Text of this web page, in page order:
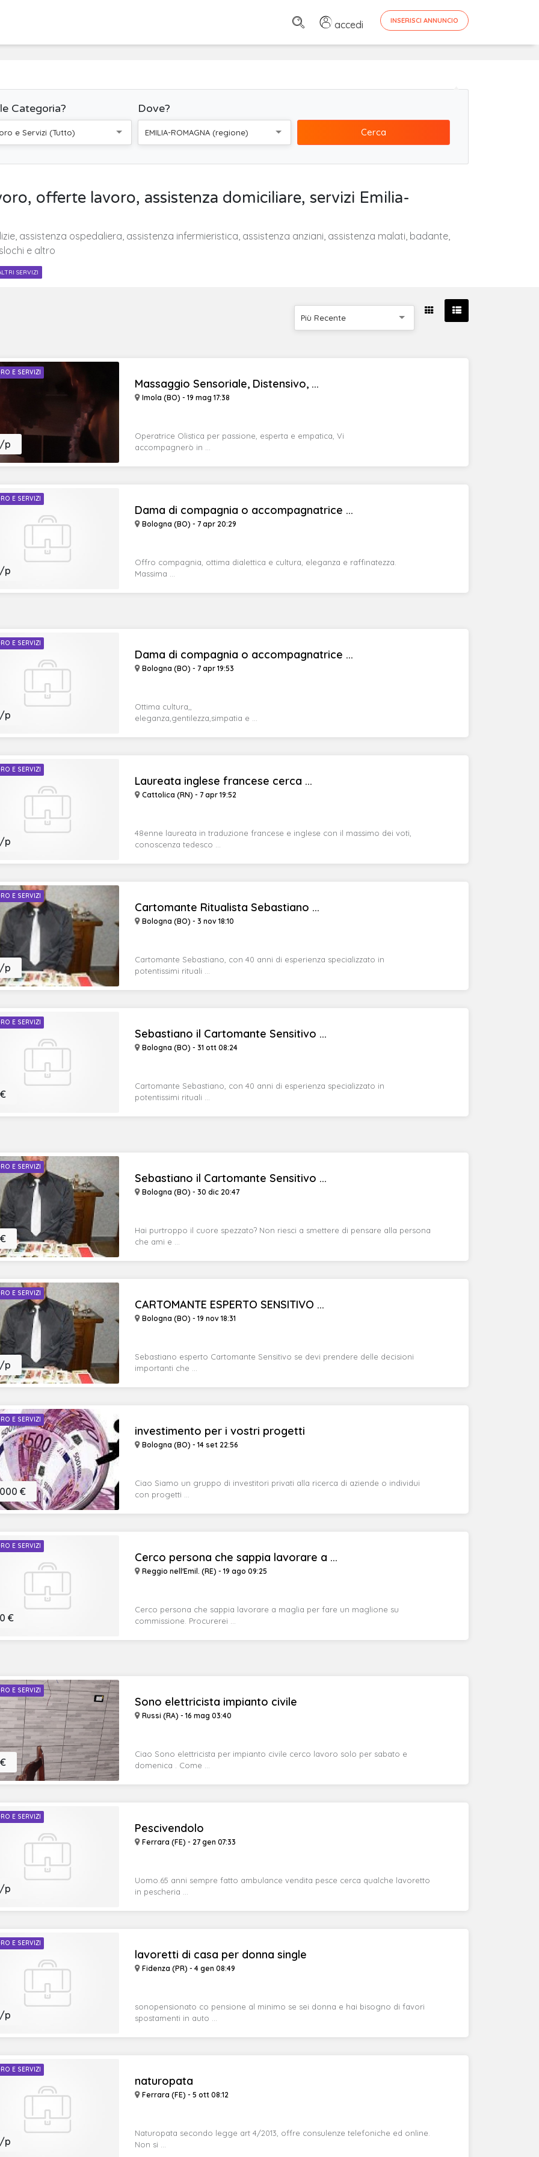
accedi INSERISCI ANNUNCIO
Categoria?
e Servizi (Tutto)
Dove?
EMILIA-ROMAGNA (regione) Cerca
offerte lavoro, assistenza domiciliare, servizi Emilia-
assistenza ospedaliera, assistenza infermieristica, assistenza anziani, assistenza malati, badante,
e altro
SERVIZI
Più Recente
E SERVIZI
Massaggio Sensoriale, Distensivo, ...
Imola (BO) - 19 mag 17:38
p
Operatrice Olistica per passione, esperta e empatica, Vi
accompagnerò in ...
E SERVIZI
Dama di compagnia o accompagnatrice ...
Bologna (BO) - 7 apr 20:29
p
Offro compagnia, ottima dialettica e cultura, eleganza e raffinatezza.
Massima ...
E SERVIZI
Dama di compagnia o accompagnatrice ...
Bologna (BO) - 7 apr 19:53
p
Ottima cultura,,
eleganza,gentilezza,simpatia e ...
E SERVIZI
Laureata inglese francese cerca ...
Cattolica (RN) - 7 apr 19:52
p
48enne laureata in traduzione francese e inglese con il massimo dei voti,
conoscenza tedesco ...
E SERVIZI
Cartomante Ritualista Sebastiano ...
Bologna (BO) - 3 nov 18:10
p
Cartomante Sebastiano, con 40 anni di esperienza specializzato in
potentissimi rituali ...
E SERVIZI
Sebastiano il Cartomante Sensitivo ...
Bologna (BO) - 31 ott 08:24
Cartomante Sebastiano, con 40 anni di esperienza specializzato in
potentissimi rituali ...
E SERVIZI
Sebastiano il Cartomante Sensitivo ...
Bologna (BO) - 30 dic 20:47
Hai purtroppo il cuore spezzato? Non riesci a smettere di pensare alla persona
che ami e ...
E SERVIZI
CARTOMANTE ESPERTO SENSITIVO ...
Bologna (BO) - 19 nov 18:31
p
Sebastiano esperto Cartomante Sensitivo se devi prendere delle decisioni
importanti che ...
E SERVIZI
investimento per i vostri progetti
Bologna (BO) - 14 set 22:56
€
Ciao Siamo un gruppo di investitori privati alla ricerca di aziende o individui
con progetti ...
E SERVIZI
Cerco persona che sappia lavorare a ...
Reggio nell'Emil. (RE) - 19 ago 09:25
€
Cerco persona che sappia lavorare a maglia per fare un maglione su
commissione. Procurerei ...
E SERVIZI
Sono elettricista impianto civile
Russi (RA) - 16 mag 03:40
Ciao Sono elettricista per impianto civile cerco lavoro solo per sabato e
domenica . Come ...
E SERVIZI
Pescivendolo
Ferrara (FE) - 27 gen 07:33
p
Uomo.65 anni sempre fatto ambulance vendita pesce cerca qualche lavoretto
in pescheria ...
E SERVIZI
lavoretti di casa per donna single
Fidenza (PR) - 4 gen 08:49
p
sonopensionato co pensione al minimo se sei donna e hai bisogno di favori
spostamenti in auto ...
E SERVIZI
naturopata
Ferrara (FE) - 5 ott 08:12
p
Naturopata secondo legge art 4/2013, offre consulenze telefoniche ed online.
Non si ...